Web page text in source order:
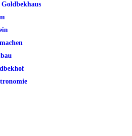
Goldbekhaus